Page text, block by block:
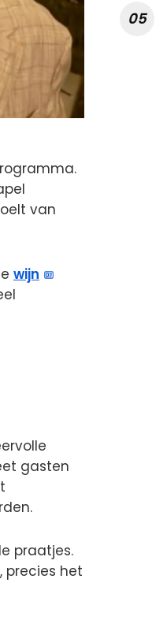
van
wijn
gasten
praatjes.
precies het